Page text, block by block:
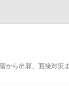
ら出願、面接対策